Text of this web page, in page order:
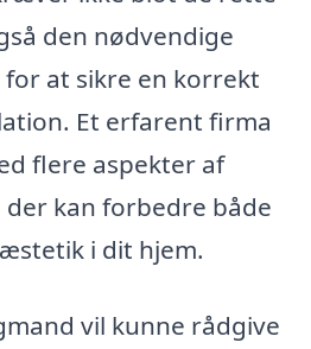
den nødvendige
at sikre en korrekt
Et erfarent firma
flere aspekter af
kan forbedre både
i dit hjem.
vil kunne rådgive